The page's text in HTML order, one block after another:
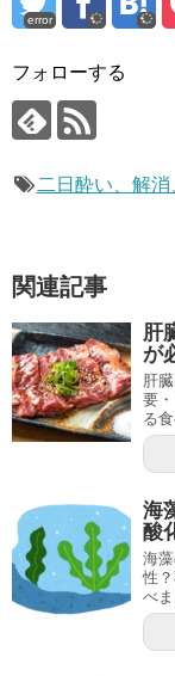
error
フォローする
二日酔い、解
関連記事
肝
が
肝
要
る
海
酸
海
性
べ